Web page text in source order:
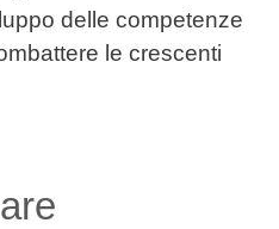
delle competenze
le crescenti